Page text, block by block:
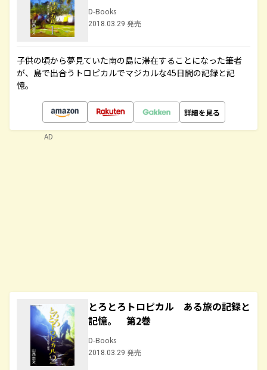
D-Books
2018.03.29 発売
子供の頃から夢見ていた南の島に滞在することになった筆者
が、島で出合うトロピカルでマジカルな45日間の記録と記
憶。
詳細を見る
とろとろトロピカル ある旅の記録と
記憶。 第2巻
D-Books
2018.03.29 発売
AD